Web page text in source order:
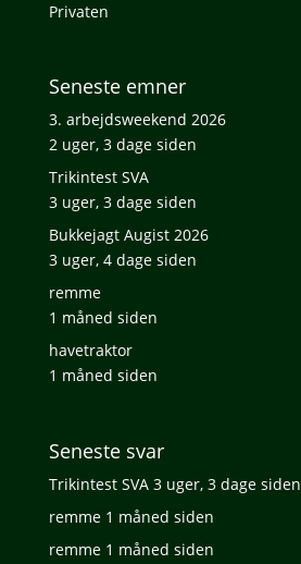
Privaten
Seneste emner
3. arbejdsweekend 2026
2 uger, 3 dage siden
Trikintest SVA
3 uger, 3 dage siden
Bukkejagt Augist 2026
3 uger, 4 dage siden
remme
1 måned siden
havetraktor
1 måned siden
Seneste svar
Trikintest SVA 3 uger, 3 dage siden
remme 1 måned siden
remme 1 måned siden